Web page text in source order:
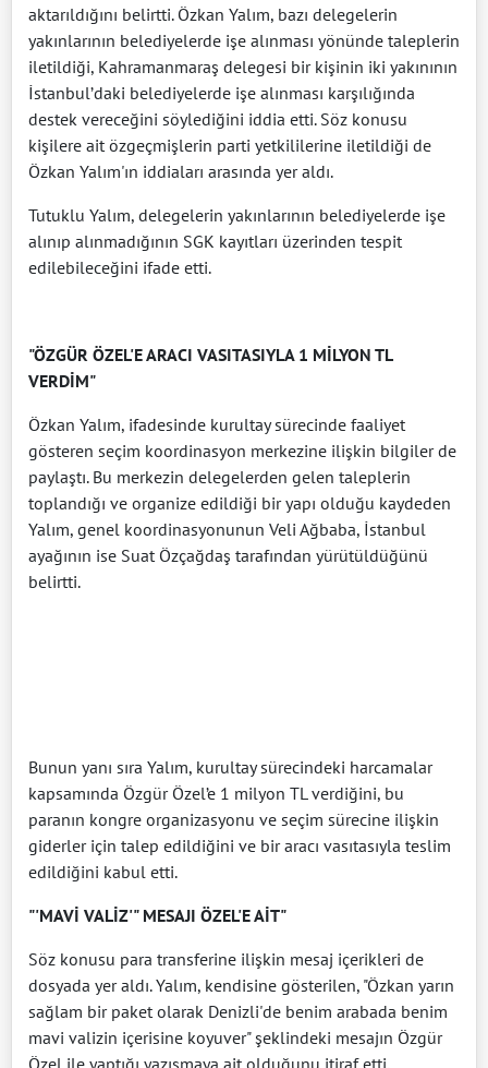
aktarıldığını belirtti. Özkan Yalım, bazı delegelerin
yakınlarının belediyelerde işe alınması yönünde taleplerin
iletildiği, Kahramanmaraş delegesi bir kişinin iki yakınının
İstanbul’daki belediyelerde işe alınması karşılığında
destek vereceğini söylediğini iddia etti. Söz konusu
kişilere ait özgeçmişlerin parti yetkililerine iletildiği de
Özkan Yalım'ın iddiaları arasında yer aldı.
Tutuklu Yalım, delegelerin yakınlarının belediyelerde işe
alınıp alınmadığının SGK kayıtları üzerinden tespit
edilebileceğini ifade etti.
"ÖZGÜR ÖZEL'E ARACI VASITASIYLA 1 MİLYON TL
VERDİM"
Özkan Yalım, ifadesinde kurultay sürecinde faaliyet
gösteren seçim koordinasyon merkezine ilişkin bilgiler de
paylaştı. Bu merkezin delegelerden gelen taleplerin
toplandığı ve organize edildiği bir yapı olduğu kaydeden
Yalım, genel koordinasyonunun Veli Ağbaba, İstanbul
ayağının ise Suat Özçağdaş tarafından yürütüldüğünü
belirtti.
Bunun yanı sıra Yalım, kurultay sürecindeki harcamalar
kapsamında Özgür Özel’e 1 milyon TL verdiğini, bu
paranın kongre organizasyonu ve seçim sürecine ilişkin
giderler için talep edildiğini ve bir aracı vasıtasıyla teslim
edildiğini kabul etti.
"'MAVİ VALİZ'" MESAJI ÖZEL'E AİT"
Söz konusu para transferine ilişkin mesaj içerikleri de
dosyada yer aldı. Yalım, kendisine gösterilen, "Özkan yarın
sağlam bir paket olarak Denizli'de benim arabada benim
mavi valizin içerisine koyuver" şeklindeki mesajın Özgür
Özel ile yaptığı yazışmaya ait olduğunu itiraf etti.